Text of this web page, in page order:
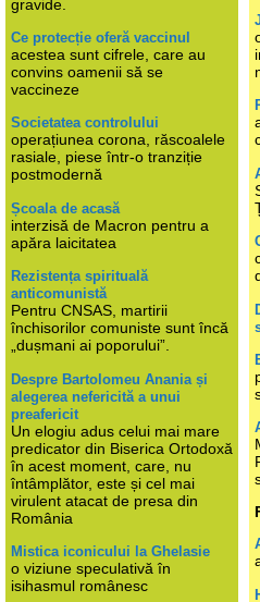
gravide.
Ce protecție oferă vaccinul
acestea sunt cifrele, care au
convins oamenii să se
vaccineze
Societatea controlului
operațiunea corona, răscoalele
rasiale, piese într-o tranziție
postmodernă
Școala de acasă
interzisă de Macron pentru a
apăra laicitatea
Rezistența spirituală
anticomunistă
Pentru CNSAS, martirii
închisorilor comuniste sunt încă
„dușmani ai poporului”.
Despre Bartolomeu Anania și
alegerea nefericită a unui
preafericit
Un elogiu adus celui mai mare
predicator din Biserica Ortodoxă
în acest moment, care, nu
întâmplător, este și cel mai
virulent atacat de presa din
România
Mistica iconicului la Ghelasie
o viziune speculativă în
isihasmul românesc